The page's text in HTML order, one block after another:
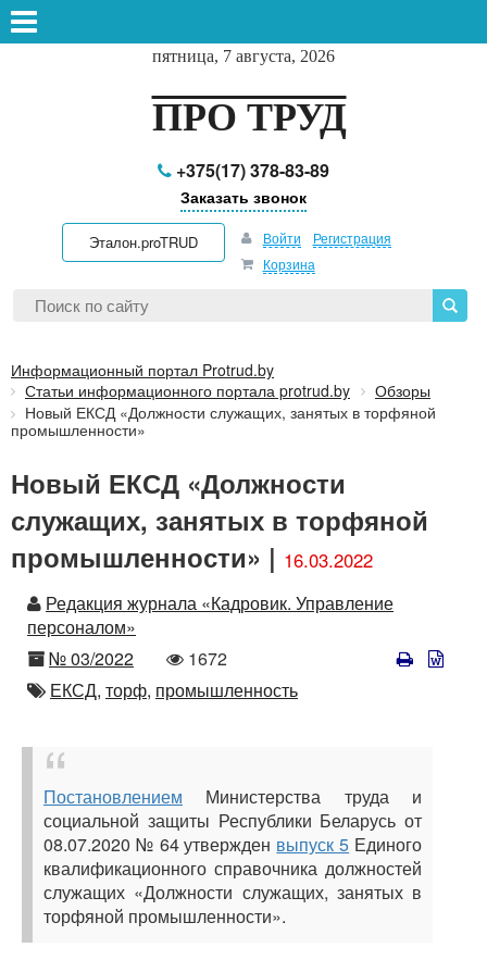
пятница, 7 августа, 2026
ПРО ТРУД
+375(17) 378-83-89
Заказать звонок
Эталон.proTRUD Войти
Регистрация
Корзина
Информационный портал Protrud.by
Статьи информационного портала protrud.by
Обзоры
Новый ЕКСД «Должности служащих, занятых в торфяной
промышленности»
Новый ЕКСД «Должности
служащих, занятых в торфяной
промышленности» | 16.03.2022
Автор
Редакция журнала «Кадровик. Управление
персоналом»
Номер
№ 03/2022
Количество
просмотров
1672
Автор
ЕКСД, торф, промышленность
Постановлением Министерства труда и
социальной защиты Республики Беларусь от
08.07.2020 № 64 утвержден выпуск 5 Единого
квалификационного справочника должностей
служащих «Должности служащих, занятых в
торфяной промышленности».